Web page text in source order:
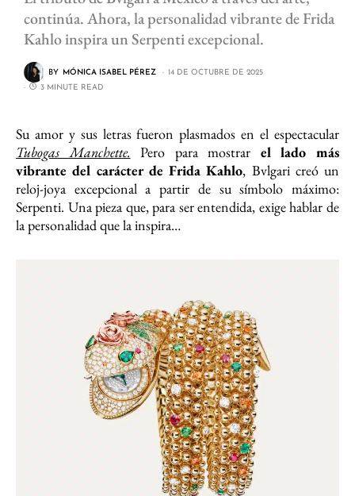
continúa. Ahora, la personalidad vibrante de Frida
Kahlo inspira un Serpenti excepcional.
BY MÓNICA ISABEL PÉREZ
14 DE OCTUBRE DE 2025
3 MINUTE READ
Su amor y sus letras fueron plasmados en el espectacular
Tubogas Manchette. Pero para mostrar el lado más
vibrante del carácter de Frida Kahlo, Bvlgari creó un
reloj-joya excepcional a partir de su símbolo máximo:
Serpenti. Una pieza que, para ser entendida, exige hablar de
la personalidad que la inspira…